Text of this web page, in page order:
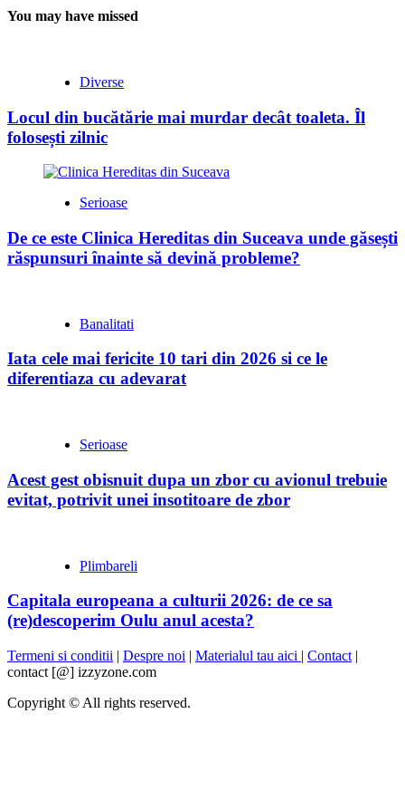
You may have missed
Diverse
Locul din bucătărie mai murdar decât toaleta. Îl
folosești zilnic
Serioase
De ce este Clinica Hereditas din Suceava unde găsești
răspunsuri înainte să devină probleme?
Banalitati
Iata cele mai fericite 10 tari din 2026 si ce le
diferentiaza cu adevarat
Serioase
Acest gest obisnuit dupa un zbor cu avionul trebuie
evitat, potrivit unei insotitoare de zbor
Plimbareli
Capitala europeana a culturii 2026: de ce sa
(re)descoperim Oulu anul acesta?
Termeni si conditii | Despre noi | Materialul tau aici | Contact |
contact [@] izzyzone.com
Copyright © All rights reserved.